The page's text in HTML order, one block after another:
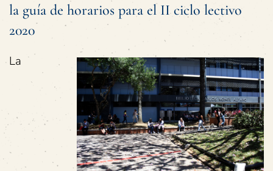
la guía de horarios para el II ciclo lectivo
2020
La